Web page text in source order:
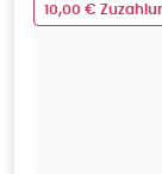
10,00 €